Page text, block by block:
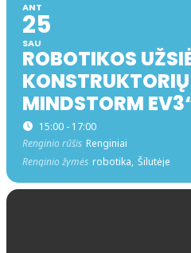
ANT
25
SAU
ROBOTIKOS
MINDSTORM
15:00 - 17:00
Renginio rūšis Renginiai
Renginio žymės robotika, Šilutėje